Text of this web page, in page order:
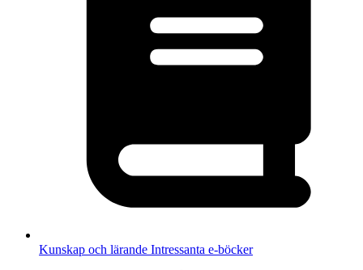
Kunskap och lärande Intressanta e-böcker